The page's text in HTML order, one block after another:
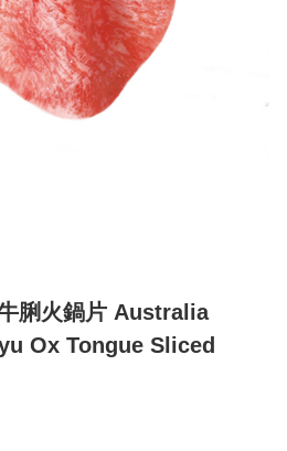
脷火鍋片 Australia
Ox Tongue Sliced